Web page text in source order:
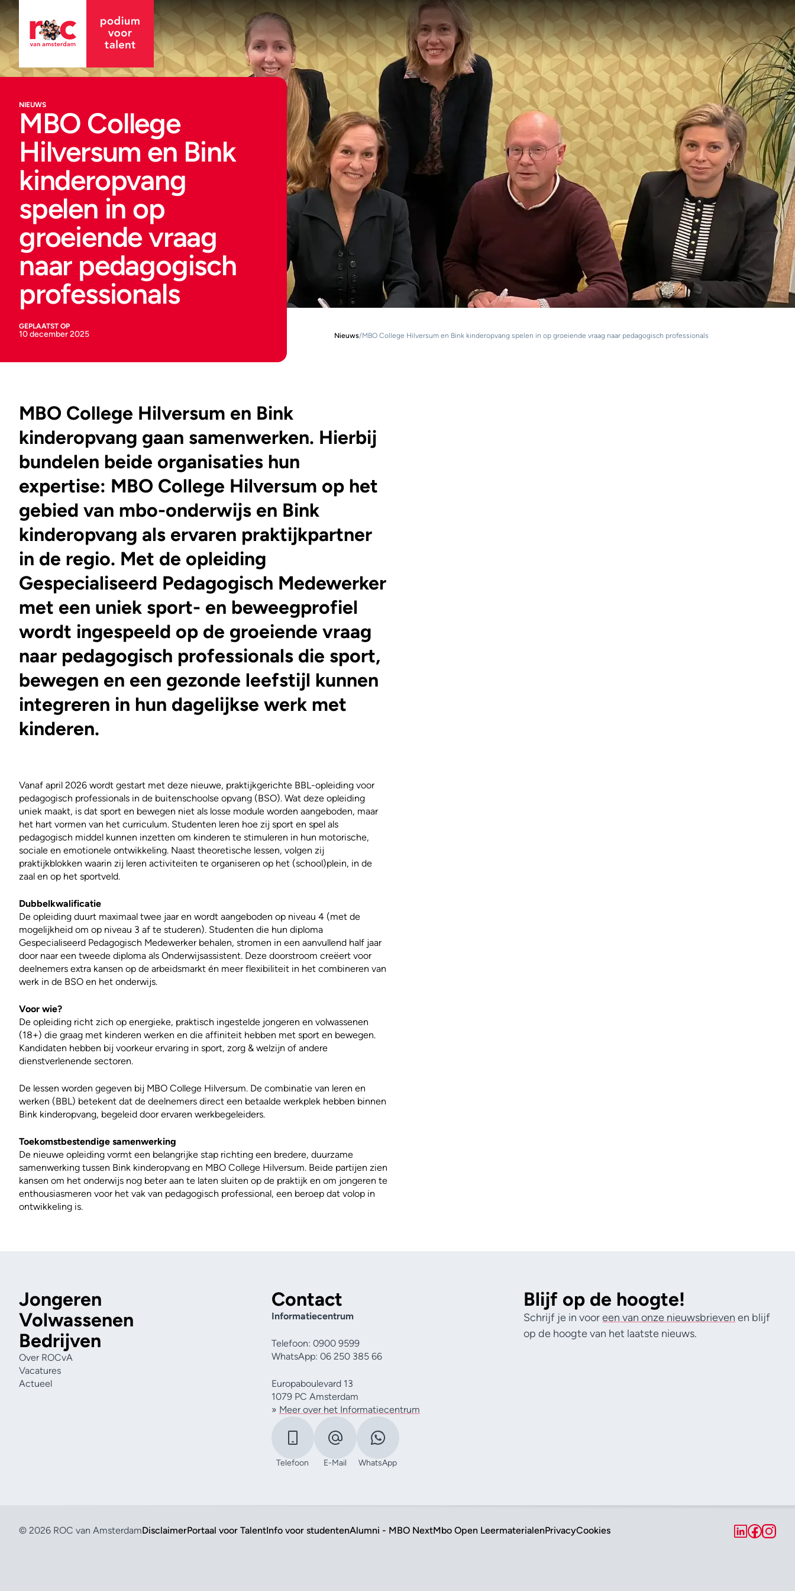
NIEUWS
MBO College
Hilversum en Bink
kinderopvang
spelen in op
groeiende vraag
naar pedagogisch
professionals
GEPLAATST OP
10 december 2025 Nieuws/MBO College Hilversum en Bink kinderopvang spelen in op groeiende vraag naar pedagogisch professionals
MBO College Hilversum en Bink
kinderopvang gaan samenwerken. Hierbij
bundelen beide organisaties hun
expertise: MBO College Hilversum op het
gebied van mbo-onderwijs en Bink
kinderopvang als ervaren praktijkpartner
in de regio. Met de opleiding
Gespecialiseerd Pedagogisch Medewerker
met een uniek sport- en beweegprofiel
wordt ingespeeld op de groeiende vraag
naar pedagogisch professionals die sport,
bewegen en een gezonde leefstijl kunnen
integreren in hun dagelijkse werk met
kinderen.
Vanaf april 2026 wordt gestart met deze nieuwe, praktijkgerichte BBL-opleiding voor
pedagogisch professionals in de buitenschoolse opvang (BSO). Wat deze opleiding
uniek maakt, is dat sport en bewegen niet als losse module worden aangeboden, maar
het hart vormen van het curriculum. Studenten leren hoe zij sport en spel als
pedagogisch middel kunnen inzetten om kinderen te stimuleren in hun motorische,
sociale en emotionele ontwikkeling. Naast theoretische lessen, volgen zij
praktijkblokken waarin zij leren activiteiten te organiseren op het (school)plein, in de
zaal en op het sportveld.
Dubbelkwalificatie
De opleiding duurt maximaal twee jaar en wordt aangeboden op niveau 4 (met de
mogelijkheid om op niveau 3 af te studeren). Studenten die hun diploma
Gespecialiseerd Pedagogisch Medewerker behalen, stromen in een aanvullend half jaar
door naar een tweede diploma als Onderwijsassistent. Deze doorstroom creëert voor
deelnemers extra kansen op de arbeidsmarkt én meer flexibiliteit in het combineren van
werk in de BSO en het onderwijs.
Voor wie?
De opleiding richt zich op energieke, praktisch ingestelde jongeren en volwassenen
(18+) die graag met kinderen werken en die affiniteit hebben met sport en bewegen.
Kandidaten hebben bij voorkeur ervaring in sport, zorg & welzijn of andere
dienstverlenende sectoren.
De lessen worden gegeven bij MBO College Hilversum. De combinatie van leren en
werken (BBL) betekent dat de deelnemers direct een betaalde werkplek hebben binnen
Bink kinderopvang, begeleid door ervaren werkbegeleiders.
Toekomstbestendige samenwerking
De nieuwe opleiding vormt een belangrijke stap richting een bredere, duurzame
samenwerking tussen Bink kinderopvang en MBO College Hilversum. Beide partijen zien
kansen om het onderwijs nog beter aan te laten sluiten op de praktijk en om jongeren te
enthousiasmeren voor het vak van pedagogisch professional, een beroep dat volop in
ontwikkeling is.
Jongeren
Volwassenen
Bedrijven
Over ROCvA
Vacatures
Actueel
Contact
Informatiecentrum
Telefoon: 0900 9599
WhatsApp: 06 250 385 66
Europaboulevard 13
1079 PC Amsterdam
» Meer over het Informatiecentrum
Telefoon E-Mail WhatsApp
Blijf op de hoogte!
Schrijf je in vooreen van onze nieuwsbrieven en blijf
op de hoogte van het laatste nieuws.
DisclaimerPortaal voor TalentInfo voor studentenAlumni - MBO NextMbo Open LeermaterialenPrivacyCookies
© 2026 ROC van Amsterdam